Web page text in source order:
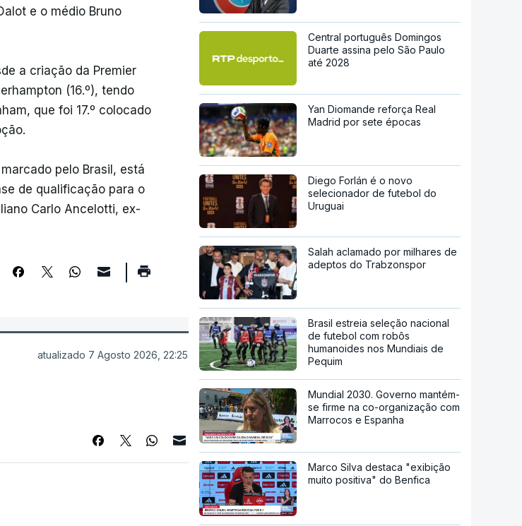
e o médio Bruno
a criação da Premier
(16.º), tendo
que foi 17.º colocado
pelo Brasil, está
de qualificação para o
Carlo Ancelotti, ex-
atualizado 7 Agosto 2026, 22:25
Central português Domingos
Duarte assina pelo São Paulo
até 2028
Yan Diomande reforça Real
Madrid por sete épocas
Diego Forlán é o novo
selecionador de futebol do
Uruguai
Salah aclamado por milhares de
adeptos do Trabzonspor
Brasil estreia seleção nacional
de futebol com robôs
humanoides nos Mundiais de
Pequim
Mundial 2030. Governo mantém-
se firme na co-organização com
Marrocos e Espanha
Marco Silva destaca "exibição
muito positiva" do Benfica